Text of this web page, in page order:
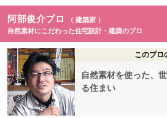
阿部俊介プロ
（ 建築家 ）
自然素材にこだわった住宅設計・建築のプロ
このプロ
自然素材を使った、
る住まい